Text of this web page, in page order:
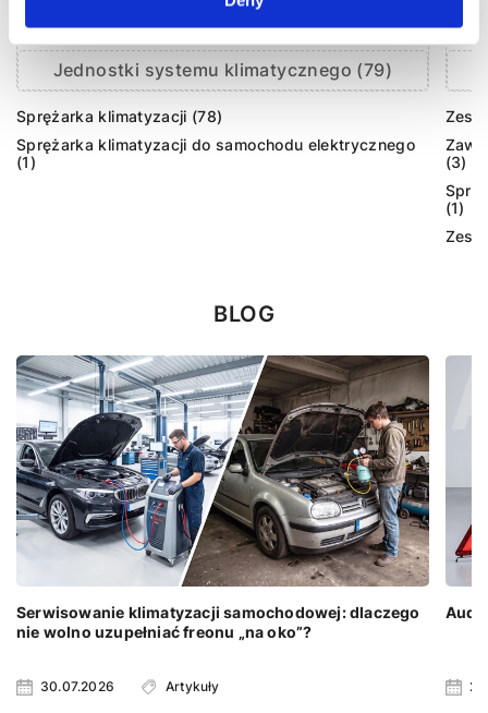
Jednostki systemu klimatycznego (79)
Sprężarka klimatyzacji (78)
Sprężarka klimatyzacji do samochodu elektrycznego
(1)
(3)
(1)
BLOG
Serwisowanie klimatyzacji samochodowej: dlaczego
nie wolno uzupełniać freonu „na oko”?
30.07.2026 Artykuły
Audi